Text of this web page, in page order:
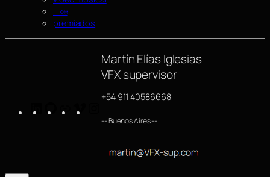
Like
premiados
Martín Elías Iglesias
VFX supervisor
+54 911 40586668
-- Buenos Aires --